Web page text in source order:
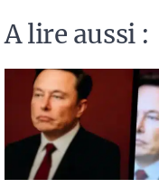
A lire aussi :